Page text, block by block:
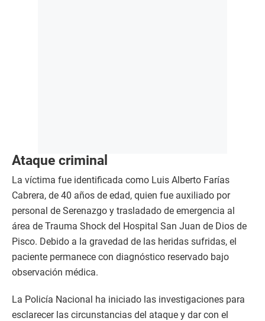
Ataque criminal
La víctima fue identificada como Luis Alberto Farías
Cabrera, de 40 años de edad, quien fue auxiliado por
personal de Serenazgo y trasladado de emergencia al
área de Trauma Shock del Hospital San Juan de Dios de
Pisco. Debido a la gravedad de las heridas sufridas, el
paciente permanece con diagnóstico reservado bajo
observación médica.
La Policía Nacional ha iniciado las investigaciones para
esclarecer las circunstancias del ataque y dar con el